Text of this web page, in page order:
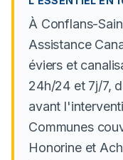
À Conflans-
Assistance
éviers et
24h/24 et 7j/7,
avant
Communes
Honorine et